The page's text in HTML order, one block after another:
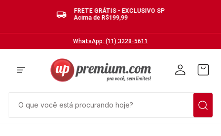
FRETE GRÁTIS - EXCLUSIVO SP
Acima de R$199,99
WhatsApp: (11) 3228-5611